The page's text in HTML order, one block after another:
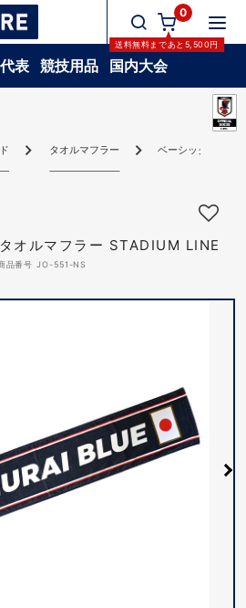
0
送料無料まであと 5,500円
表 競技用品 国内大会
タオルマフラー ベーシックプリン
オルマフラー STADIUM LINE
品番号 JO-551-NS